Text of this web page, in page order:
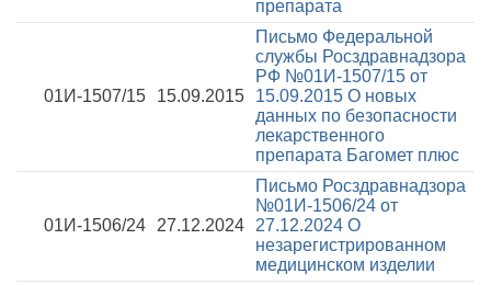
препарата
01И-1507/15 15.09.2015
Письмо Федеральной
службы Росздравнадзора
РФ №01И-1507/15 от
15.09.2015 О новых
данных по безопасности
лекарственного
препарата Багомет плюс
01И-1506/24 27.12.2024
Письмо Росздравнадзора
№01И-1506/24 от
27.12.2024 О
незарегистрированном
медицинском изделии